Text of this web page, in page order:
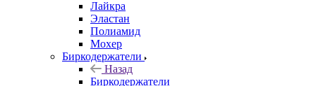
Лайкра
Эластан
Полиамид
Мохер
Биркодержатели
Назад
Биркодержатели